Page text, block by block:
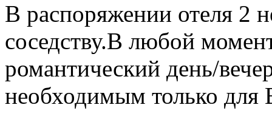
В распоряжении отеля 2
соседству.В любой
романтический день/
необходимым только для